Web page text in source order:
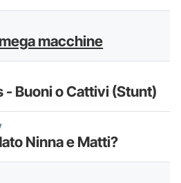
macchine
- Buoni o Cattivi (Stunt)
Ninna e Matti?